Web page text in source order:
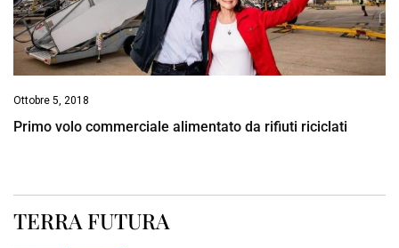
Ottobre 5, 2018
Primo volo commerciale alimentato da rifiuti riciclati
TERRA FUTURA